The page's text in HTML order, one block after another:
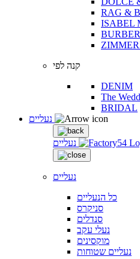
RAG &
ISABEL
קנה לפי
DENIM
The
BRIDAL
נעליים
נעליים
כל הנעליים
סניקרס
סנדלים
נעלי עקב
מוקסינים
נעליים שטוחות